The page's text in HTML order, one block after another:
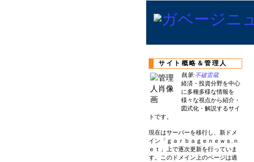
サイト概略＆管理人
執筆:不破雷蔵
経済・投資分野を中心
に多種多様な情報を
様々な視点から紹介・
図式化・解説するサイ
トです。
現在はサーバーを移行し、新ドメ
イン「ｇａｒｂａｇｅｎｅｗｓ.ｎ
ｅｔ」上で逐次更新を行っていま
す。このドメイン上のページは過